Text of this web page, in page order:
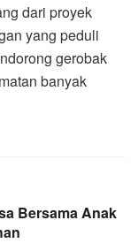
dari proyek
yang peduli
gerobak
banyak
Bersama Anak